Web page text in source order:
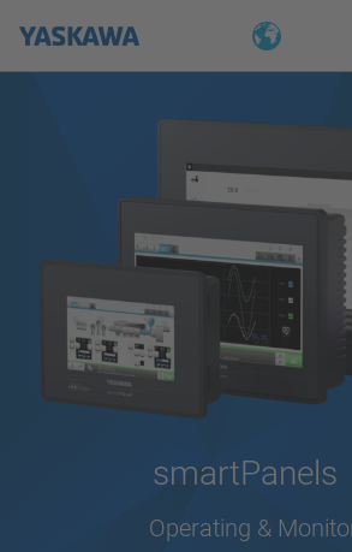
smartPanels
Operating &